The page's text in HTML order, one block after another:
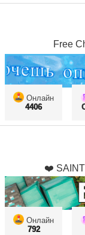
Free
Онлайн
4406
❤️
Онлайн
792